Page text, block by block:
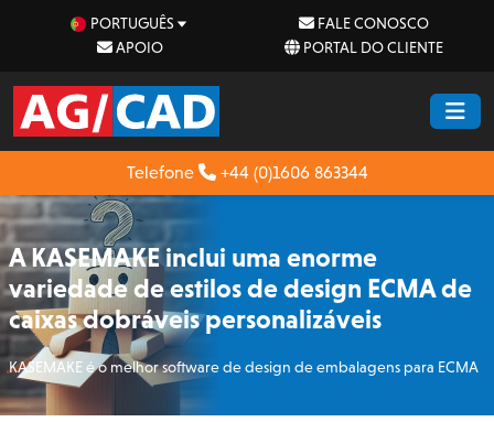
PORTUGUÊS
FALE CONOSCO
APOIO
PORTAL DO CLIENTE
Telefone +44 (0)1606 863344
A KASEMAKE inclui uma enorme
variedade de estilos de design ECMA de
caixas dobráveis personalizáveis
KASEMAKE é o melhor software de design de embalagens para ECMA